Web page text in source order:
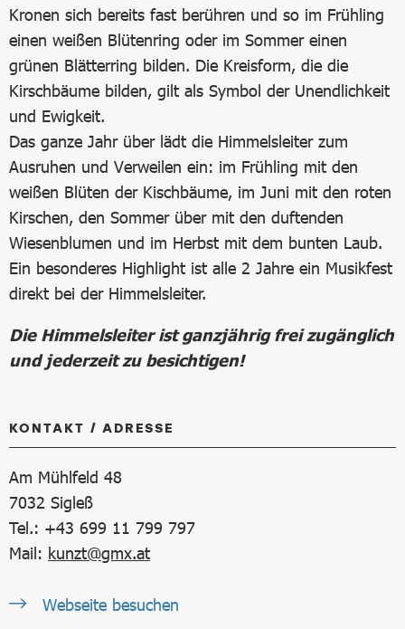
Kronen sich bereits fast berühren und so im Frühling
einen weißen Blütenring oder im Sommer einen
grünen Blätterring bilden. Die Kreisform, die die
Kirschbäume bilden, gilt als Symbol der Unendlichkeit
und Ewigkeit.
Das ganze Jahr über lädt die Himmelsleiter zum
Ausruhen und Verweilen ein: im Frühling mit den
weißen Blüten der Kischbäume, im Juni mit den roten
Kirschen, den Sommer über mit den duftenden
Wiesenblumen und im Herbst mit dem bunten Laub.
Ein besonderes Highlight ist alle 2 Jahre ein Musikfest
direkt bei der Himmelsleiter.
Die Himmelsleiter ist ganzjährig frei zugänglich
und jederzeit zu besichtigen!
KONTAKT / ADRESSE
Am Mühlfeld 48
7032 Sigleß
Tel.: +43 699 11 799 797
Mail: kunzt@gmx.at
Webseite besuchen